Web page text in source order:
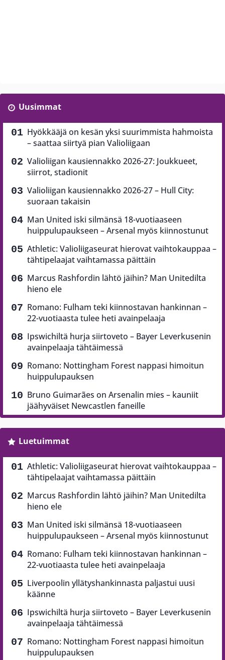
Uusimmat
Hyökkääjä on kesän yksi suurimmista hahmoista
– saattaa siirtyä pian Valioliigaan
Valioliigan kausiennakko 2026-27: Joukkueet,
siirrot, stadionit
Valioliigan kausiennakko 2026-27 – Hull City:
suoraan takaisin
Man United iski silmänsä 18-vuotiaaseen
huippulupaukseen – Arsenal myös kiinnostunut
Athletic: Valioliigaseurat hierovat vaihtokauppaa –
tähtipelaajat vaihtamassa päittäin
Marcus Rashfordin lähtö jäihin? Man Unitedilta
hieno ele
Romano: Fulham teki kiinnostavan hankinnan –
22-vuotiaasta tulee heti avainpelaaja
Ipswichiltä hurja siirtoveto – Bayer Leverkusenin
avainpelaaja tähtäimessä
Romano: Nottingham Forest nappasi himoitun
huippulupauksen
Bruno Guimarães on Arsenalin mies – kauniit
jäähyväiset Newcastlen faneille
Luetuimmat
Athletic: Valioliigaseurat hierovat vaihtokauppaa –
tähtipelaajat vaihtamassa päittäin
Marcus Rashfordin lähtö jäihin? Man Unitedilta
hieno ele
Man United iski silmänsä 18-vuotiaaseen
huippulupaukseen – Arsenal myös kiinnostunut
Romano: Fulham teki kiinnostavan hankinnan –
22-vuotiaasta tulee heti avainpelaaja
Liverpoolin yllätyshankinnasta paljastui uusi
käänne
Ipswichiltä hurja siirtoveto – Bayer Leverkusenin
avainpelaaja tähtäimessä
Romano: Nottingham Forest nappasi himoitun
huippulupauksen